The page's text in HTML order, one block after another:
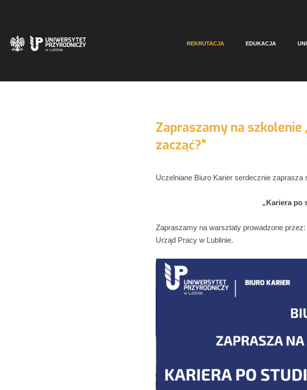
REKRUTACJA EDUKACJA
Zapraszamy na szkolenie
zacząć?”
Uczelniane Biuro Karier serdecznie
„Kariera po
Zapraszamy na warsztaty prowadzone
Urząd Pracy w Lublinie.